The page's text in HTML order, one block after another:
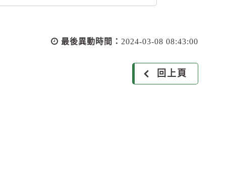
最後異動時間： 2024-03-08 08:43:00
回上頁